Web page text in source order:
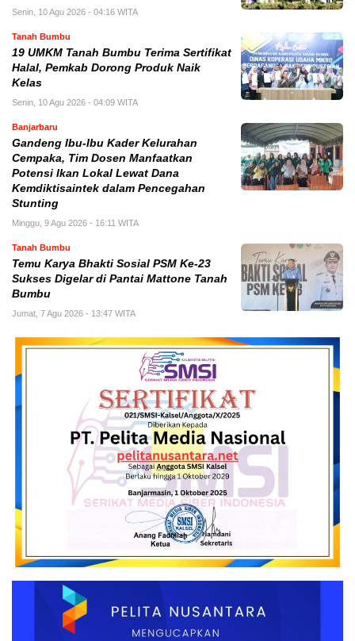
Senin, 10 Agu 2026 - 04:16 WITA
Tanah Bumbu
19 UMKM Tanah Bumbu Terima Sertifikat
Halal, Pemkab Dorong Produk Naik
Kelas
Senin, 10 Agu 2026 - 04:09 WITA
Banjarbaru
Gandeng Ibu-Ibu Kader Kelurahan
Cempaka, Tim Dosen Manfaatkan
Potensi Ikan Lokal Lewat Dana
Kemdiktisaintek dalam Pencegahan
Stunting
Minggu, 9 Agu 2026 - 16:11 WITA
Tanah Bumbu
Temu Karya Bhakti Sosial PSM Ke-23
Sukses Digelar di Pantai Mattone Tanah
Bumbu
Jumat, 7 Agu 2026 - 13:47 WITA